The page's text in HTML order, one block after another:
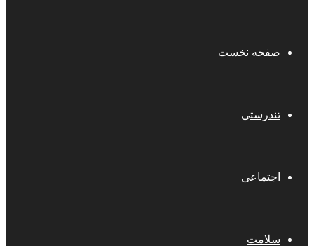
صفحه نخست
تندرستی
اجتماعی
سلامت